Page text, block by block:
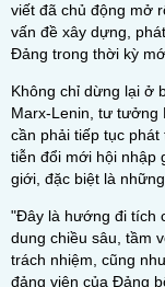
viết đã chủ động mở
vấn đề xây dựng,
Đảng trong thời kỳ
Không chỉ dừng lại ở
Marx-Lenin, tư tưởng
cần phải tiếp tục
tiễn đổi mới hội nhập
giới, đặc biệt là
"Đây là hướng đi tích
dung chiều sâu, tầm
trách nhiệm, cũng
đảng viên của Đảng